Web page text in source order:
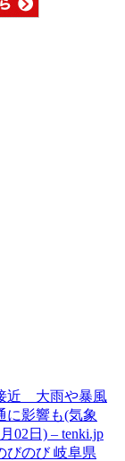
近 大雨や暴風
影響も(気象
02日) – tenki.jp
びのび 岐阜県